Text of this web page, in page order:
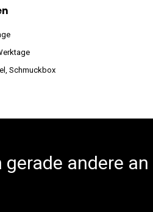
Schmuckbox
andere an